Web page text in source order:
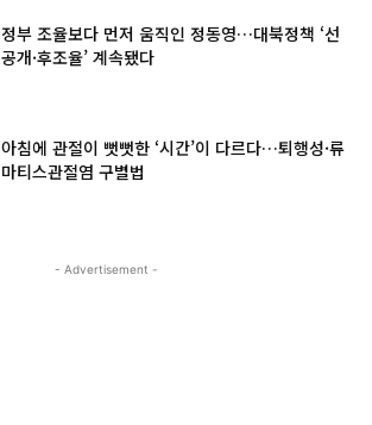
정부 조율보다 먼저 움직인 정동영…대북정책 ‘선
공개·후조율’ 계속됐다
아침에 관절이 뻣뻣한 ‘시간’이 다르다…퇴행성·류
마티스관절염 구별법
- Advertisement -